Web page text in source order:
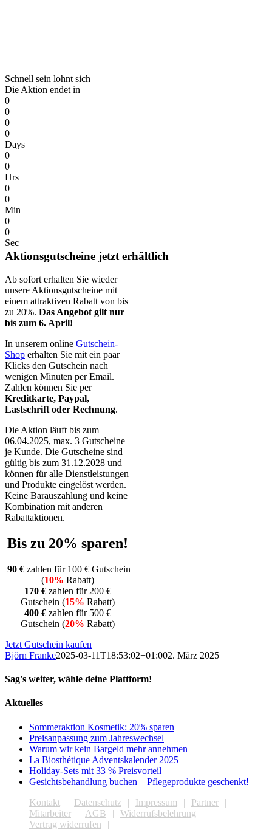
Schnell sein lohnt sich
Die Aktion endet in
0
0
0
0
Days
0
0
Hrs
0
0
Min
0
0
Sec
Aktionsgutscheine jetzt erhältlich
Ab sofort erhalten Sie wieder
unsere Aktions­gutscheine mit
einem attraktiven Rabatt von bis
zu 20%. Das Angebot gilt nur
bis zum 6. April!
In unserem online Gutschein-
Shop erhalten Sie mit ein paar
Klicks den Gutschein nach
wenigen Minuten per Email.
Zahlen können Sie per
Kreditkarte, Paypal,
Lastschrift oder Rechnung.
Die Aktion läuft bis zum
06.04.2025, max. 3 Gut­scheine
je Kunde. Die Gut­scheine sind
gültig bis zum 31.12.2028 und
können für alle Dienst­leistungen
und Produkte eingelöst werden.
Keine Bar­auszahlung und keine
Kombination mit anderen
Rabattaktionen.
Bis zu 20% sparen!
90 € zahlen für 100 € Gutschein
(10% Rabatt)
170 € zahlen für 200 €
Gutschein (15% Rabatt)
400 € zahlen für 500 €
Gutschein (20% Rabatt)
Jetzt Gutschein kaufen
Björn Franke2025-03-11T18:53:02+01:002. März 2025|
Sag's weiter, wähle deine Plattform!
Facebook
X
Reddit
WhatsApp
Tumblr
E-
Aktuelles
Sommeraktion Kosmetik: 20% sparen
Preisanpassung zum Jahreswechsel
Warum wir kein Bargeld mehr annehmen
La Biosthétique Adventskalender 2025
Holiday-Sets mit 33 % Preisvorteil
Gesichtsbehandlung buchen – Pflegeprodukte geschenkt!
Kontakt
Datenschutz Impressum
Partner
Mitarbeiter
AGB
Widerrufsbelehrung
Vertrag widerrufen